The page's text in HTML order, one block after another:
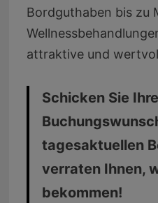
Bordguthaben bis zu
attraktive und
Schicken Sie
tagesaktuellen
verraten Ihnen,
bekommen!